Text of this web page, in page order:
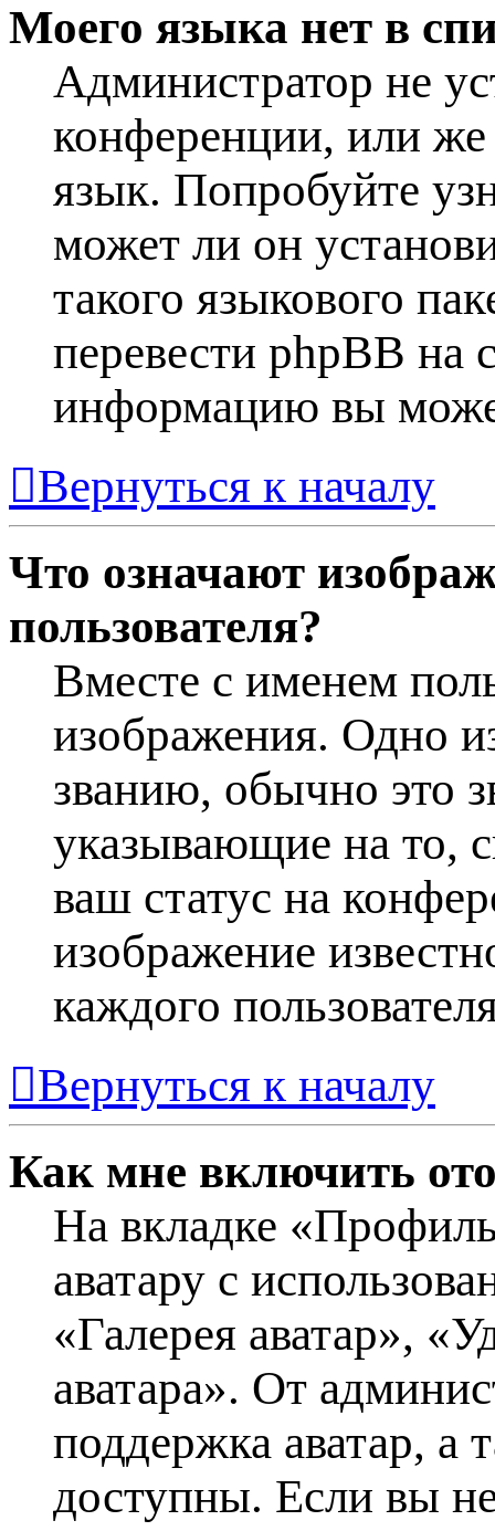
Моего языка нет в
Администратор не
конференции, или
язык. Попробуйте
может ли он
такого языкового
перевести phpBB на
информацию вы
Вернуться к началу
Что означают
пользователя?
Вместе с именем
изображения. Одно
званию, обычно это
указывающие на то,
ваш статус на
изображение
каждого
Вернуться к началу
Как мне включить
На вкладке
аватару с
«Галерея аватар»,
аватара». От
поддержка аватар, а
доступны. Если вы